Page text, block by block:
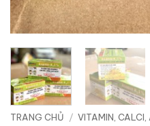
TRANG CHỦ / VITAMIN, CALCI,